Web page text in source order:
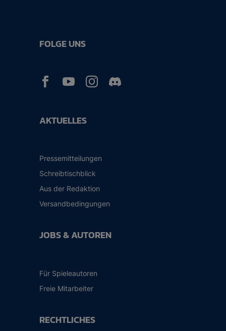
AKTUELLES
Pressemitteilungen
Schreibtischblick
Aus der Redaktion
Versandbedingungen
JOBS & AUTOREN
Für Spieleautoren
Freie Mitarbeiter
RECHTLICHES
FOLGE UNS
  